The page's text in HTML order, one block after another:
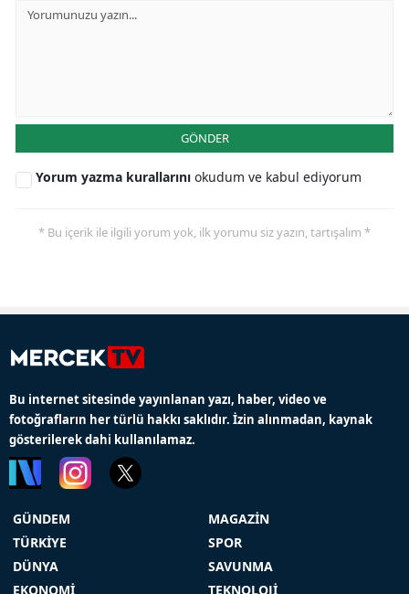
GÖNDER
Yorum yazma kurallarını okudum ve kabul ediyorum
* Bu içerik ile ilgili yorum yok, ilk yorumu siz yazın, tartışalım *
Bu internet sitesinde yayınlanan yazı, haber, video ve
fotoğrafların her türlü hakkı saklıdır. İzin alınmadan, kaynak
gösterilerek dahi kullanılamaz.
GÜNDEM
TÜRKİYE
DÜNYA
EKONOMİ
MAGAZİN
SPOR
SAVUNMA
TEKNOLOJİ